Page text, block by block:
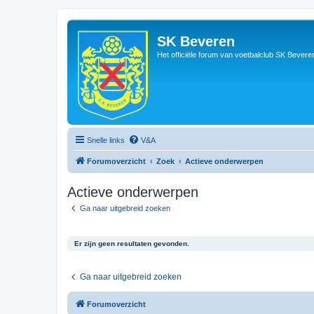
SK Beveren
Het officiële forum van voetbalclub SK
Snelle links V&A
Forumoverzicht Zoek Actieve onderwerpen
Actieve onderwerpen
Ga naar uitgebreid zoeken
Er zijn geen resultaten gevonden.
Ga naar uitgebreid zoeken
Forumoverzicht